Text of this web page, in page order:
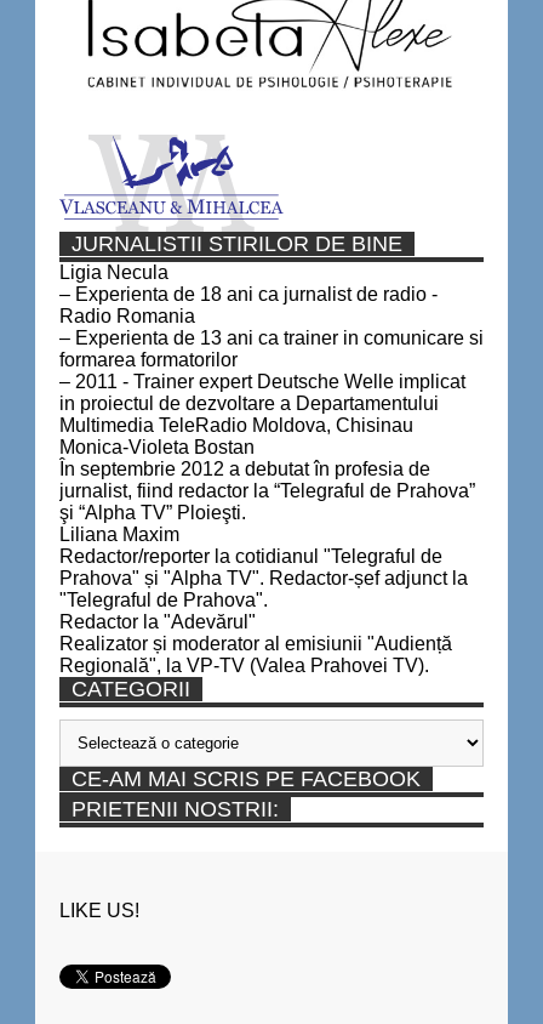
JURNALISTII STIRILOR DE BINE
Ligia Necula
– Experienta de 18 ani ca jurnalist de radio -
Radio Romania
– Experienta de 13 ani ca trainer in comunicare si
formarea formatorilor
– 2011 - Trainer expert Deutsche Welle implicat
in proiectul de dezvoltare a Departamentului
Multimedia TeleRadio Moldova, Chisinau
Monica-Violeta Bostan
În septembrie 2012 a debutat în profesia de
jurnalist, fiind redactor la “Telegraful de Prahova”
şi “Alpha TV” Ploieşti.
Liliana Maxim
Redactor/reporter la cotidianul "Telegraful de
Prahova" și "Alpha TV". Redactor-șef adjunct la
"Telegraful de Prahova".
Redactor la "Adevărul"
Realizator și moderator al emisiunii "Audiență
Regională", la VP-TV (Valea Prahovei TV).
CATEGORII
Categorii
CE-AM MAI SCRIS PE FACEBOOK
PRIETENII NOSTRII:
LIKE US!